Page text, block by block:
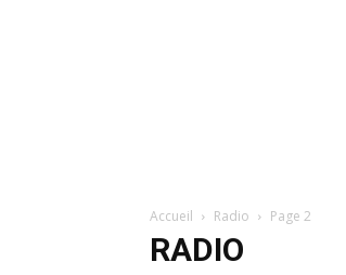
Accueil Radio Page 2
RADIO